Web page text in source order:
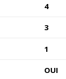
4
3
1
OUI